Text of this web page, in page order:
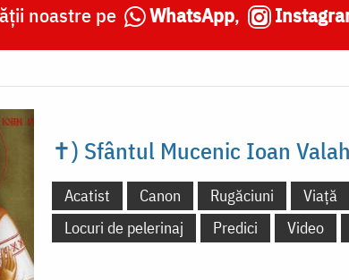
noastre pe WhatsApp,
✝) Sfântul Mucenic Ioan
Acatist Canon Rugăciuni Viață
Locuri de pelerinaj
Predici Video